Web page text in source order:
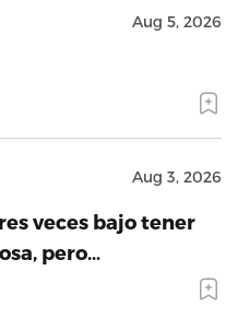
Aug 5, 2026
Aug 3, 2026
veces bajo tener
pero…